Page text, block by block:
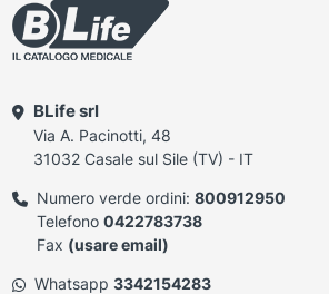
BLife srl
Via A. Pacinotti, 48
31032 Casale sul Sile (TV) - IT
Numero verde ordini: 800912950
Telefono 0422783738
Fax (usare email)
Whatsapp 3342154283